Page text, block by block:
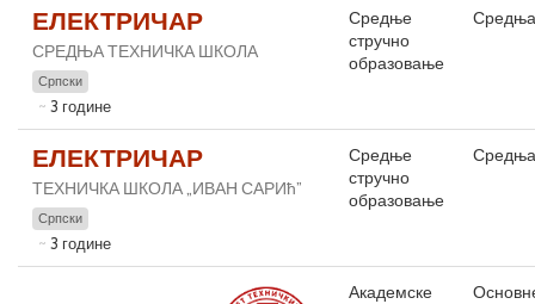
ЕЛЕКТРИЧАР
СРЕДЊА ТЕХНИЧКА ШКОЛА
Српски
3 године
Средње
стручно
образовање
ЕЛЕКТРИЧАР
ТЕХНИЧКА ШКОЛА „ИВАН САРИћ”
Српски
3 године
Средње
стручно
образовање
Академске